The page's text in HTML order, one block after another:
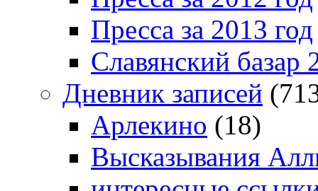
Пресса за 2013 год
Славянский базар
Дневник записей
Арлекино (18)
Высказывания